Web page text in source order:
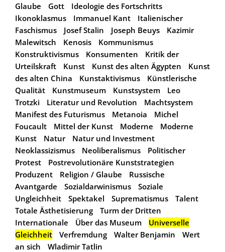
Glaube
Gott
Ideologie des Fortschritts
Ikonoklasmus
Immanuel Kant
Italienischer
Faschismus
Josef Stalin Joseph Beuys
Kazimir
Malewitsch
Kenosis
Kommunismus
Konstruktivismus
Konsumenten
Kritik der
Urteilskraft
Kunst Kunst des alten Ägypten
Kunst
des alten China
Kunstaktivismus
Künstlerische
Qualität
Kunstmuseum Kunstsystem
Leo
Trotzki
Literatur und Revolution
Machtsystem
Manifest des Futurismus
Metanoia
Michel
Foucault
Mittel der Kunst Moderne
Moderne
Kunst
Natur
Natur und Investment
Neoklassizismus
Neoliberalismus
Politischer
Protest
Postrevolutionäre Kunststrategien
Produzent
Religion / Glaube
Russische
Avantgarde
Sozialdarwinismus
Soziale
Ungleichheit
Spektakel Suprematismus
Talent
Totale Ästhetisierung
Turm der Dritten
Internationale
Über das Museum
Universelle
Gleichheit
Verfremdung Walter Benjamin
Wert
an sich
Wladimir Tatlin